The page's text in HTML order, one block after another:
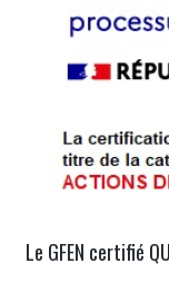
Le GFEN certifié